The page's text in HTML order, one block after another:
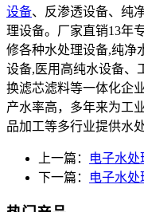
设备、反渗透设备、纯
理设备。厂家直销13年
修各种水处理设备,纯净
设备,医用高纯水设备、
换滤芯滤料等一体化企
产水率高，多年来为工
品加工等多行业提供水
上一篇：
电子水
下一篇：
电子水